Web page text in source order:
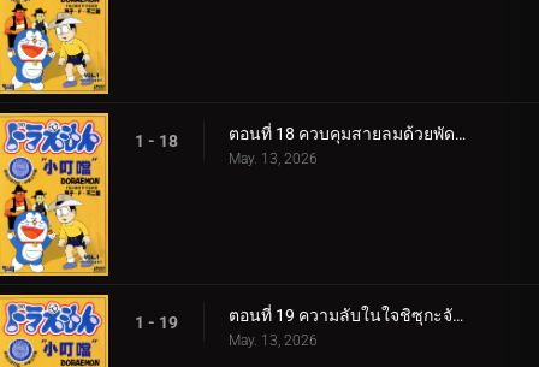
1 - 18 ตอนที่ 18 ควบคุมสายลมด้วยพัดใบตอง
May. 13, 2026
1 - 19 ตอนที่ 19 ความลับในใจชิซุกะจัง 360p
May. 13, 2026